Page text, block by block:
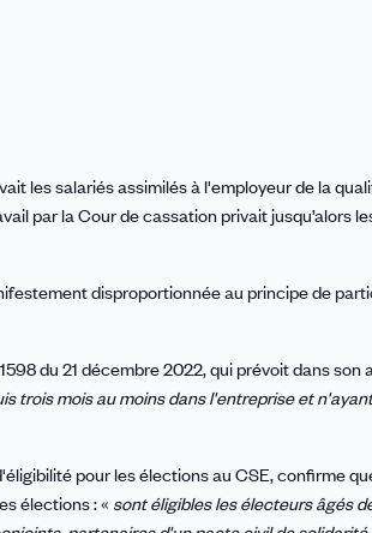
les salariés assimilés à l'employeur de la
par la Cour de cassation privait jusqu’alors
disproportionnée au principe de
du 21 décembre 2022, qui prévoit dans son
trois mois au moins dans l'entreprise et
pour les élections au CSE, confirme
élections : « sont éligibles les électeurs âgés